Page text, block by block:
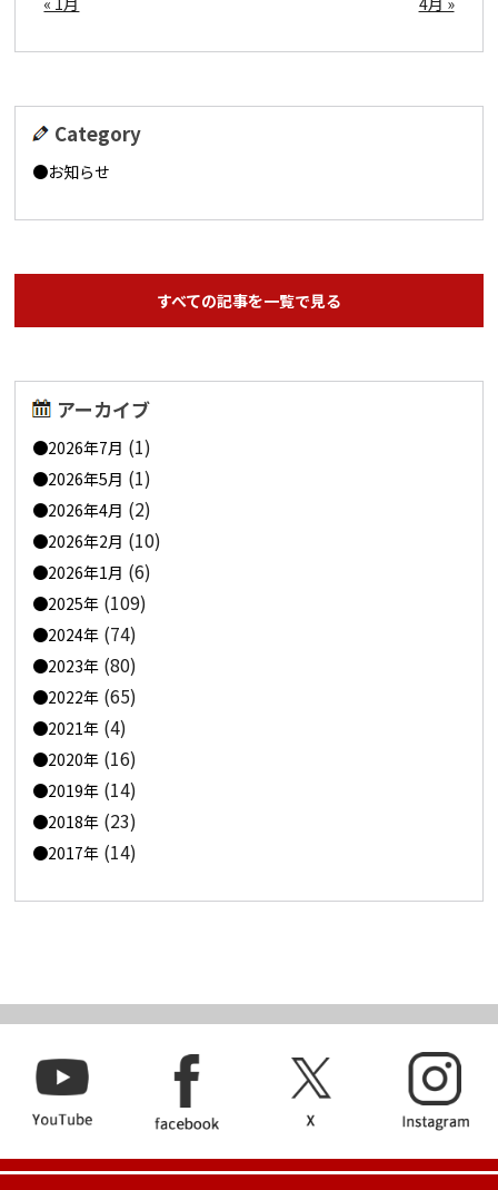
Category
お知らせ
すべての記事を一覧で見る
アーカイブ
2026年7月 (1)
2026年5月 (1)
2026年4月 (2)
2026年2月 (10)
2026年1月 (6)
2025年 (109)
2024年 (74)
2023年 (80)
2022年 (65)
2021年 (4)
2020年 (16)
2019年 (14)
2018年 (23)
2017年 (14)